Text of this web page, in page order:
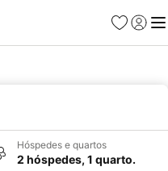
Favoritos
Iniciar
Hóspedes e quartos
2 hóspedes, 1 quarto.